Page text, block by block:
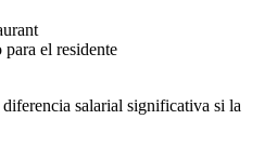
el residente
diferencia salarial significativa si la